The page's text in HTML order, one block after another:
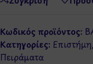
Κωδικός προϊόντος:
Κατηγορίες: Επιστήμη,
Πειράματα